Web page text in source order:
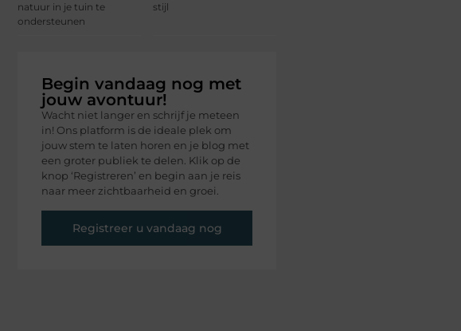
natuur in je tuin te
ondersteunen
stijl
Begin vandaag nog met
jouw avontuur!
Wacht niet langer en schrijf je meteen
in! Ons platform is de ideale plek om
jouw stem te laten horen en je blog met
een groter publiek te delen. Klik op de
knop ‘Registreren’ en begin aan je reis
naar meer zichtbaarheid en groei.
Registreer u vandaag nog